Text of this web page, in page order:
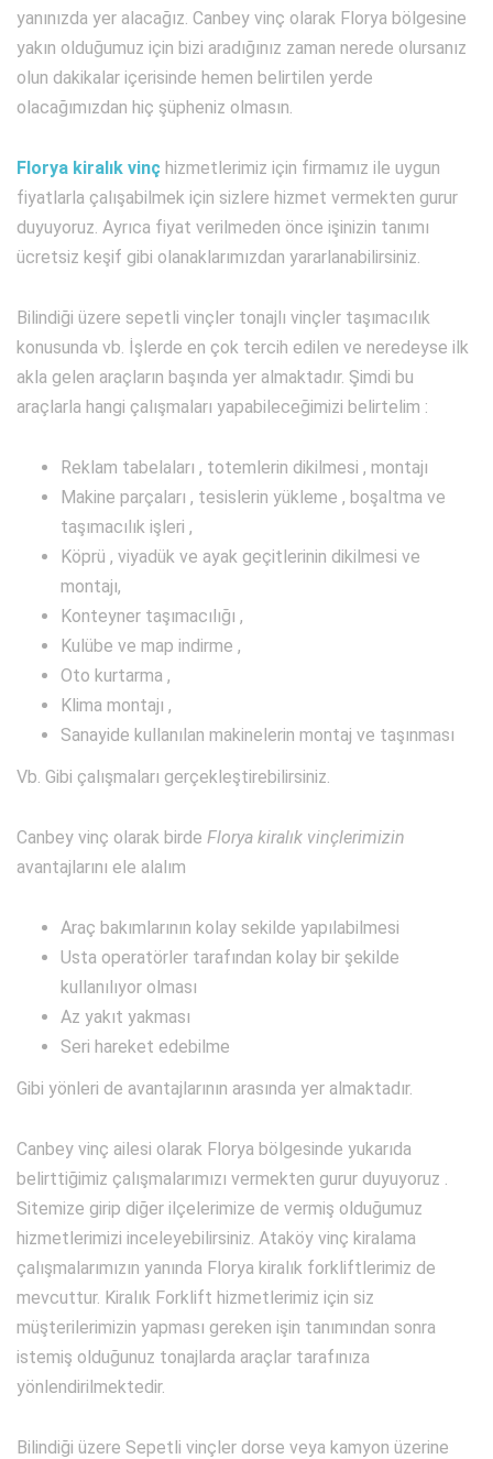
yanınızda yer alacağız. Canbey vinç olarak Florya bölgesine
yakın olduğumuz için bizi aradığınız zaman nerede olursanız
olun dakikalar içerisinde hemen belirtilen yerde
olacağımızdan hiç şüpheniz olmasın.
Florya kiralık vinç hizmetlerimiz için firmamız ile uygun
fiyatlarla çalışabilmek için sizlere hizmet vermekten gurur
duyuyoruz. Ayrıca fiyat verilmeden önce işinizin tanımı
ücretsiz keşif gibi olanaklarımızdan yararlanabilirsiniz.
Bilindiği üzere sepetli vinçler tonajlı vinçler taşımacılık
konusunda vb. İşlerde en çok tercih edilen ve neredeyse ilk
akla gelen araçların başında yer almaktadır. Şimdi bu
araçlarla hangi çalışmaları yapabileceğimizi belirtelim :
Reklam tabelaları , totemlerin dikilmesi , montajı
Makine parçaları , tesislerin yükleme , boşaltma ve
taşımacılık işleri ,
Köprü , viyadük ve ayak geçitlerinin dikilmesi ve
montajı,
Konteyner taşımacılığı ,
Kulübe ve map indirme ,
Oto kurtarma ,
Klima montajı ,
Sanayide kullanılan makinelerin montaj ve taşınması
Vb. Gibi çalışmaları gerçekleştirebilirsiniz.
Canbey vinç olarak birde Florya kiralık vinçlerimizin
avantajlarını ele alalım
Araç bakımlarının kolay sekilde yapılabilmesi
Usta operatörler tarafından kolay bir şekilde
kullanılıyor olması
Az yakıt yakması
Seri hareket edebilme
Gibi yönleri de avantajlarının arasında yer almaktadır.
Canbey vinç ailesi olarak Florya bölgesinde yukarıda
belirttiğimiz çalışmalarımızı vermekten gurur duyuyoruz .
Sitemize girip diğer ilçelerimize de vermiş olduğumuz
hizmetlerimizi inceleyebilirsiniz. Ataköy vinç kiralama
çalışmalarımızın yanında Florya kiralık forkliftlerimiz de
mevcuttur. Kiralık Forklift hizmetlerimiz için siz
müşterilerimizin yapması gereken işin tanımından sonra
istemiş olduğunuz tonajlarda araçlar tarafınıza
yönlendirilmektedir.
Bilindiği üzere Sepetli vinçler dorse veya kamyon üzerine